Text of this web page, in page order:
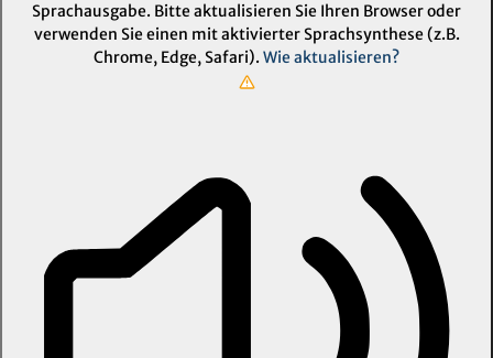
Sprachausgabe. Bitte aktualisieren Sie Ihren Browser oder
verwenden Sie einen mit aktivierter Sprachsynthese (z.B.
Chrome, Edge, Safari). Wie aktualisieren?